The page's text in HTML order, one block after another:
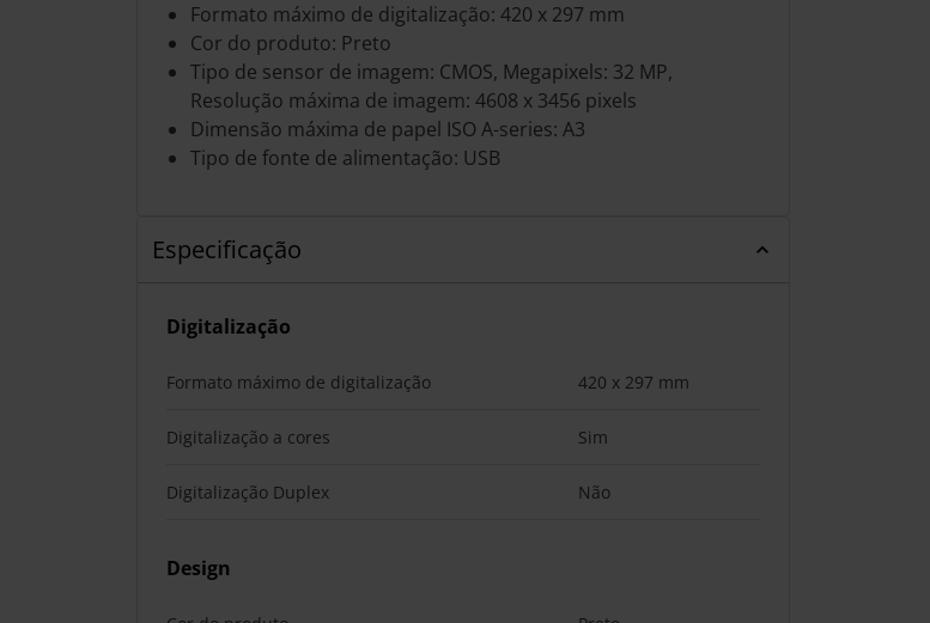
Formato máximo de digitalização: 420 x 297 mm
Cor do produto: Preto
Tipo de sensor de imagem: CMOS, Megapixels: 32 MP,
Resolução máxima de imagem: 4608 x 3456 pixels
Dimensão máxima de papel ISO A-series: A3
Tipo de fonte de alimentação: USB
Especificação
Digitalização
Formato máximo de digitalização 420 x 297 mm
Digitalização a cores Sim
Digitalização Duplex Não
Design